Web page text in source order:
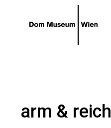
arm & reich